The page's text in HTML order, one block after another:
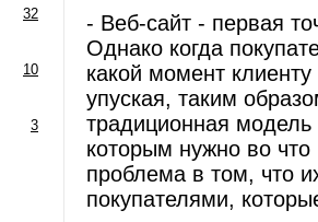
32
10
3
- Веб-сайт - первая
Однако когда
какой момент
упуская, таким
традиционная
которым нужно во
проблема в том, что
покупателями,